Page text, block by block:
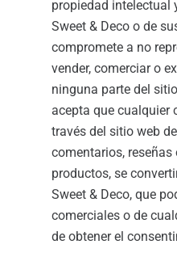
propiedad intelectual
Sweet & Deco o de
compromete a no
vender, comerciar o
ninguna parte del
acepta que cualquier
través del sitio web
comentarios,
productos, se
Sweet & Deco, que
comerciales o de
de obtener el